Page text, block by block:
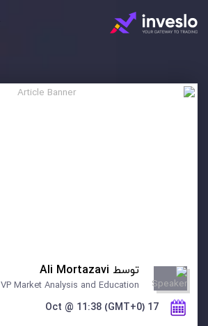
توسط Ali Mortazavi
VP Market Analysis and Education
17 Oct @ 11:38 (GMT+0)